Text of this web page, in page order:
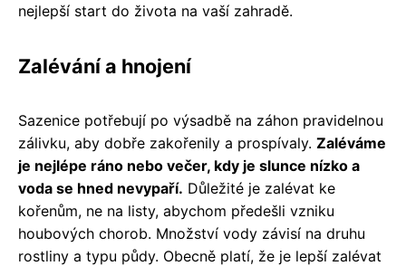
nejlepší start do života na vaší zahradě.
Zalévání a hnojení
Sazenice potřebují po výsadbě na záhon pravidelnou
zálivku, aby dobře zakořenily a prospívaly. Zaléváme
je nejlépe ráno nebo večer, kdy je slunce nízko a
voda se hned nevypaří. Důležité je zalévat ke
kořenům, ne na listy, abychom předešli vzniku
houbových chorob. Množství vody závisí na druhu
rostliny a typu půdy. Obecně platí, že je lepší zalévat